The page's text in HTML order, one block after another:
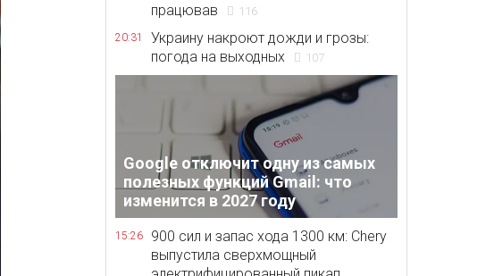
працював
116
20:31
Украину накроют дожди и грозы:
погода на выходных
107
Google отключит одну из самых
полезных функций Gmail: что
изменится в 2027 году
15:26
900 сил и запас хода 1300 км: Chery
выпустила сверхмощный